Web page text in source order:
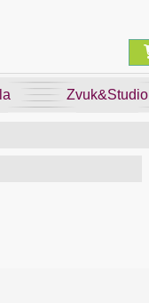
Zvuk&Studio